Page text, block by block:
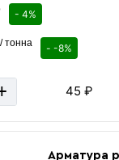
- 4%
тонна - -8%
45 ₽
Арматура